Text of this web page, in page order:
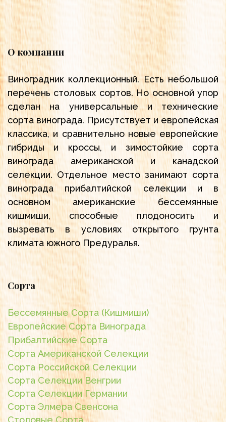
О компании
Виноградник коллекционный. Есть небольшой
перечень столовых сортов. Но основной упор
сделан на универсальные и технические
сорта винограда. Присутствует и европейская
классика, и сравнительно новые европейские
гибриды и кроссы, и зимостойкие сорта
винограда американской и канадской
селекции. Отдельное место занимают сорта
винограда прибалтийской селекции и в
основном американские бессемянные
кишмиши, способные плодоносить и
вызревать в условиях открытого грунта
климата южного Предуралья.
Сорта
Бессемянные Сорта (Кишмиши)
Европейские Сорта Винограда
Прибалтийские Сорта
Сорта Американской Селекции
Сорта Российской Селекции
Сорта Селекции Венгрии
Сорта Селекции Германии
Сорта Элмера Свенсона
Столовые Сорта